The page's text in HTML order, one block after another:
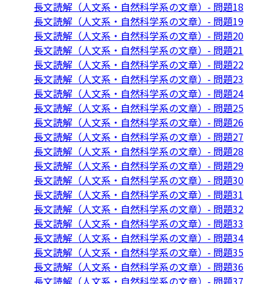
長文読解（人文系・自然科学系の文章）- 問題18
長文読解（人文系・自然科学系の文章）- 問題19
長文読解（人文系・自然科学系の文章）- 問題20
長文読解（人文系・自然科学系の文章）- 問題21
長文読解（人文系・自然科学系の文章）- 問題22
長文読解（人文系・自然科学系の文章）- 問題23
長文読解（人文系・自然科学系の文章）- 問題24
長文読解（人文系・自然科学系の文章）- 問題25
長文読解（人文系・自然科学系の文章）- 問題26
長文読解（人文系・自然科学系の文章）- 問題27
長文読解（人文系・自然科学系の文章）- 問題28
長文読解（人文系・自然科学系の文章）- 問題29
長文読解（人文系・自然科学系の文章）- 問題30
長文読解（人文系・自然科学系の文章）- 問題31
長文読解（人文系・自然科学系の文章）- 問題32
長文読解（人文系・自然科学系の文章）- 問題33
長文読解（人文系・自然科学系の文章）- 問題34
長文読解（人文系・自然科学系の文章）- 問題35
長文読解（人文系・自然科学系の文章）- 問題36